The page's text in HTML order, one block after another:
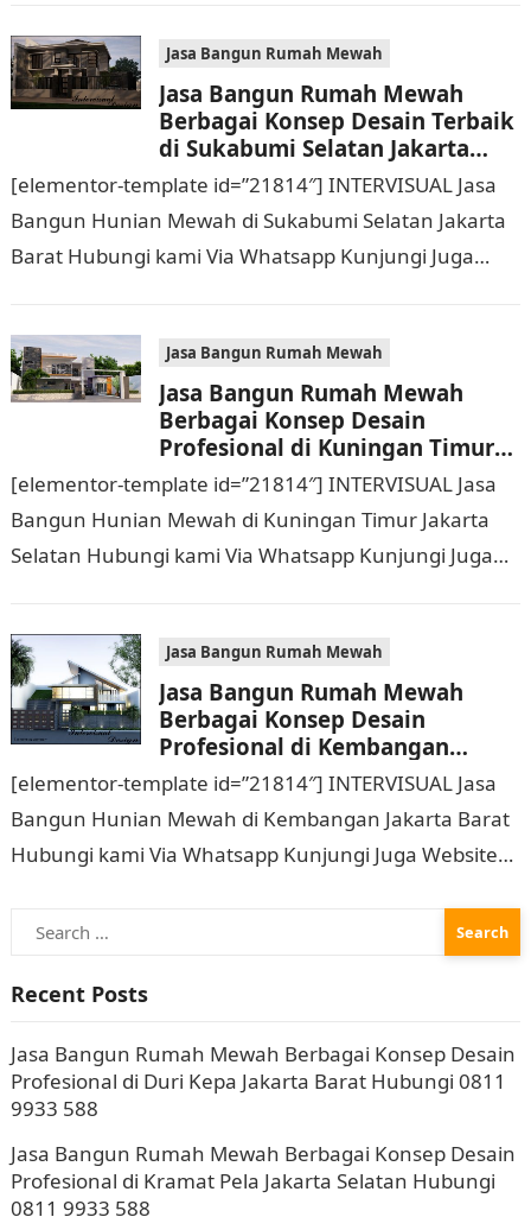
Jasa Bangun Rumah Mewah
Jasa Bangun Rumah Mewah
Berbagai Konsep Desain Terbaik
di Sukabumi Selatan Jakarta
Barat Hubungi 0811 9933 588
[elementor-template id=”21814″] INTERVISUAL Jasa
Bangun Hunian Mewah di Sukabumi Selatan Jakarta
Barat Hubungi kami Via Whatsapp Kunjungi Juga
Jasa Bangun Rumah Mewah
Jasa Bangun Rumah Mewah
Berbagai Konsep Desain
Profesional di Kuningan Timur
Jakarta Selatan Hubungi 0811
9933 588
[elementor-template id=”21814″] INTERVISUAL Jasa
Bangun Hunian Mewah di Kuningan Timur Jakarta
Selatan Hubungi kami Via Whatsapp Kunjungi Juga
Jasa Bangun Rumah Mewah
Jasa Bangun Rumah Mewah
Berbagai Konsep Desain
Profesional di Kembangan
Jakarta Barat Hubungi 0811
9933 588
[elementor-template id=”21814″] INTERVISUAL Jasa
Bangun Hunian Mewah di Kembangan Jakarta Barat
Hubungi kami Via Whatsapp Kunjungi Juga Website
Mewah Berbagai Konsep Desain…
Search
for:
Recent Posts
Jasa Bangun Rumah Mewah Berbagai Konsep Desain
Profesional di Duri Kepa Jakarta Barat Hubungi 0811
9933 588
Jasa Bangun Rumah Mewah Berbagai Konsep Desain
Profesional di Kramat Pela Jakarta Selatan Hubungi
0811 9933 588